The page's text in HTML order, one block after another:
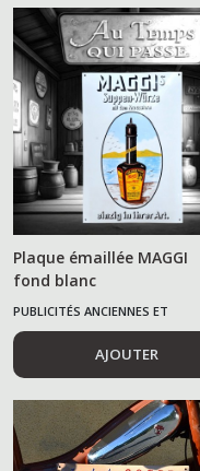
Plaque émaillée MAGGI
fond blanc
PUBLICITÉS ANCIENNES ET
ALIMENTAIRES
AJOUTER